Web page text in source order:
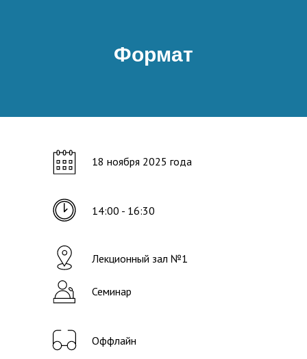
Формат
18 ноября 2025 года
14:00 - 16:30
Лекционный зал №1
Семинар
Оффлайн